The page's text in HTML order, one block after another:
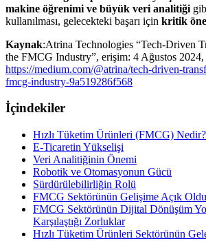
makine öğrenimi ve büyük veri analitiği
kullanılması, gelecekteki başarı için kritik
Kaynak:Atrina Technologies “Tech-Driven
the FMCG Industry”, erişim: 4 Ağustos 2024,
https://medium.com/@atrina/tech-driven-
fmcg-industry-9a519286f568
İçindekiler
Hızlı Tüketim Ürünleri (FMCG) Nedir?
E-Ticaretin Yükselişi
Veri Analitiğinin Önemi
Robotik ve Otomasyonun Gücü
Sürdürülebilirliğin Rolü
FMCG Sektörünün Gelişime Açık
FMCG Sektörünün Dijital Dönüşüm
Karşılaştığı Zorluklar
Hızlı Tüketim Ürünleri Sektörünün